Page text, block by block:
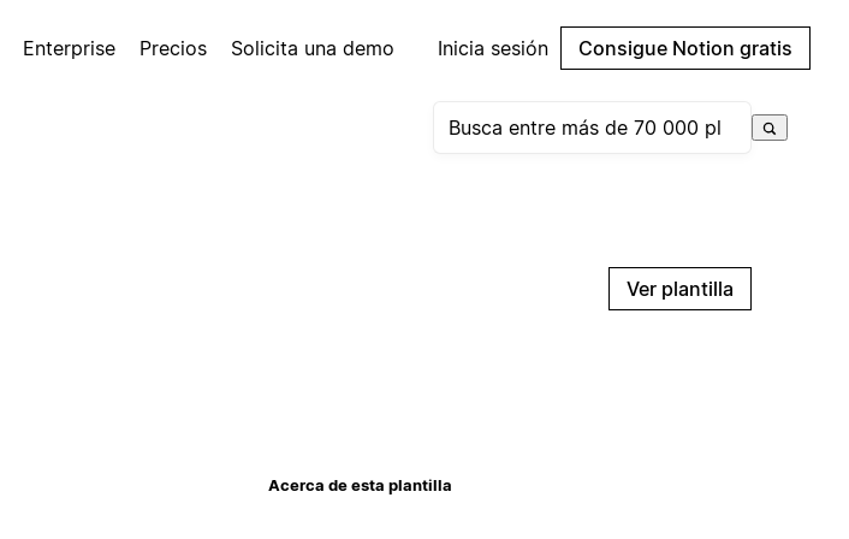
Enterprise Precios Solicita una demo Inicia sesión Consigue Notion gratis
Ver plantilla
Acerca de esta plantilla